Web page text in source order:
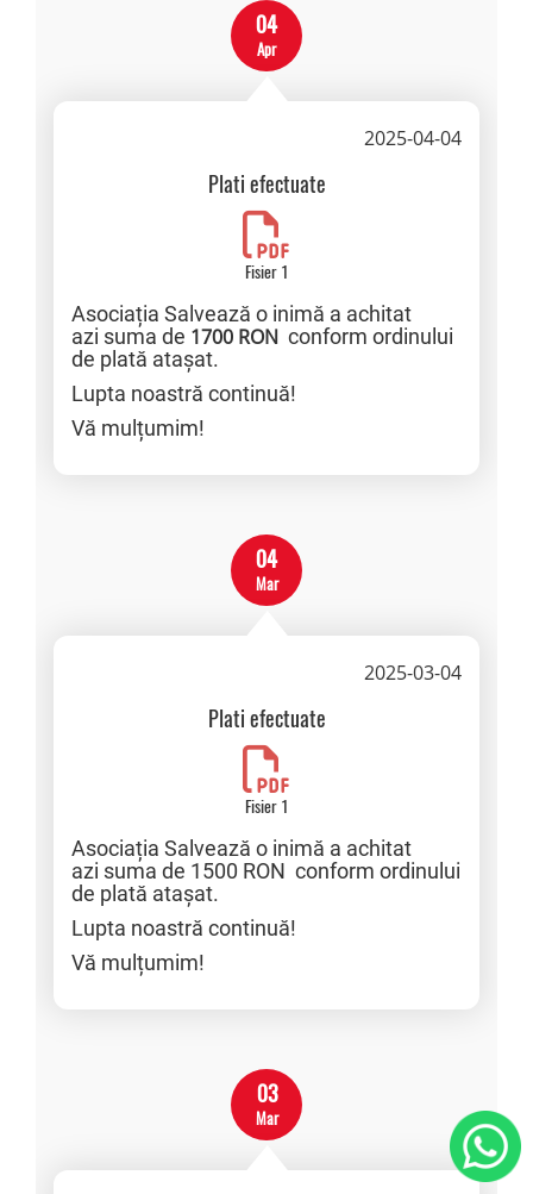
04
Apr
2025-04-04
Plati efectuate
Fisier 1
Asociația Salvează o inimă a achitat
azi suma de 1700 RON conform ordinului
de plată atașat.
Lupta noastră continuă!
Vă mulțumim!
04
Mar
2025-03-04
Plati efectuate
Fisier 1
Asociația Salvează o inimă a achitat
azi suma de 1500 RON conform ordinului
de plată atașat.
Lupta noastră continuă!
Vă mulțumim!
03
Mar